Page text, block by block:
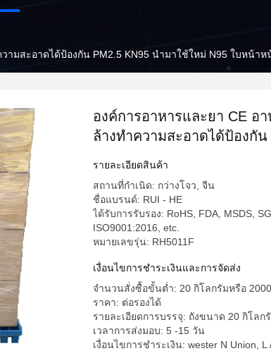
ามสะอาดได้ป้องกัน PM2.5 KN95 นำมาใช้ใหม่ N95 ใบหน้า
องค์การอาหารและยา CE อ
ล้างทำความสะอาดได้ป้องกัน
รายละเอียดสินค้า
สถานที่กำเนิด: กว่างโจว, จีน
ชื่อแบรนด์: RUI - HE
ได้รับการรับรอง: RoHS, FDA, MSDS,
ISO9001:2016, etc.
หมายเลขรุ่น: RH5011F
เงื่อนไขการชำระเงินและการจัดส่ง
จำนวนสั่งซื้อขั้นต่ำ: 20 กิโลกรัมหรือ
ราคา: ต่อรองได้
รายละเอียดการบรรจุ: ถังขนาด 20 กิโลก
เวลาการส่งมอบ: 5 -15 วัน
เงื่อนไขการชำระเงิน: wester N Union, L